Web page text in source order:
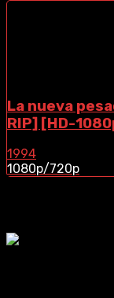
La nueva
RIP] [HD-
1994
1080p/720p